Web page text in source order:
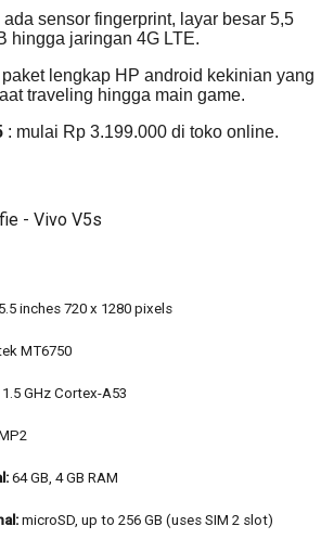
sensor fingerprint, layar besar 5,5
hingga jaringan 4G LTE.
lengkap HP android kekinian yang
traveling hingga main game.
: mulai Rp 3.199.000 di toko online.
inches 720 x 1280 pixels
MT6750
GHz Cortex-A53
64 GB, 4 GB RAM
microSD, up to 256 GB (uses SIM 2 slot)